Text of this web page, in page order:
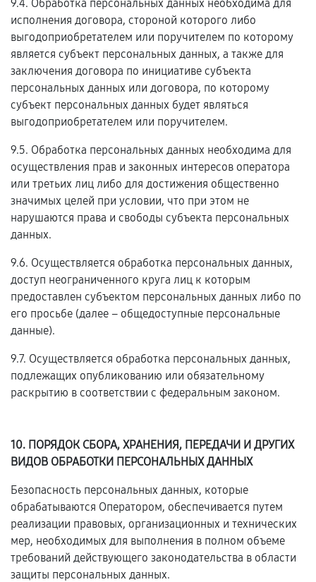
9.4. Обработка персональных данных необходима для
исполнения договора, стороной которого либо
выгодоприобретателем или поручителем по которому
является субъект персональных данных, а также для
заключения договора по инициативе субъекта
персональных данных или договора, по которому
субъект персональных данных будет являться
выгодоприобретателем или поручителем.
9.5. Обработка персональных данных необходима для
осуществления прав и законных интересов оператора
или третьих лиц либо для достижения общественно
значимых целей при условии, что при этом не
нарушаются права и свободы субъекта персональных
данных.
9.6. Осуществляется обработка персональных данных,
доступ неограниченного круга лиц к которым
предоставлен субъектом персональных данных либо по
его просьбе (далее – общедоступные персональные
данные).
9.7. Осуществляется обработка персональных данных,
подлежащих опубликованию или обязательному
раскрытию в соответствии с федеральным законом.
10. ПОРЯДОК СБОРА, ХРАНЕНИЯ, ПЕРЕДАЧИ И ДРУГИХ
ВИДОВ ОБРАБОТКИ ПЕРСОНАЛЬНЫХ ДАННЫХ
Безопасность персональных данных, которые
обрабатываются Оператором, обеспечивается путем
реализации правовых, организационных и технических
мер, необходимых для выполнения в полном объеме
требований действующего законодательства в области
защиты персональных данных.